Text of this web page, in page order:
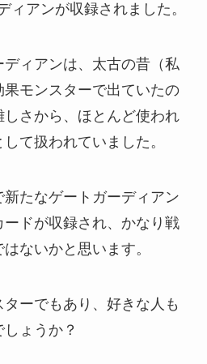
ィアンが収録されました。
ィアンは、太古の昔（私
モンスターで出ていたの
さから、ほとんど使われ
て扱われていました。
新たなゲートガーディアン
ドが収録され、かなり戦
ないかと思います。
ーでもあり、好きな人も
ょうか？